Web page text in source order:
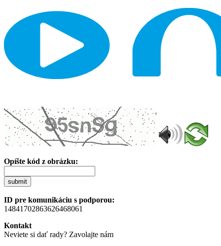
Opíšte kód z obrázku:
submit
ID pre komunikáciu s podporou:
14841702863626468061
Kontakt
Neviete si dať rady? Zavolajte nám